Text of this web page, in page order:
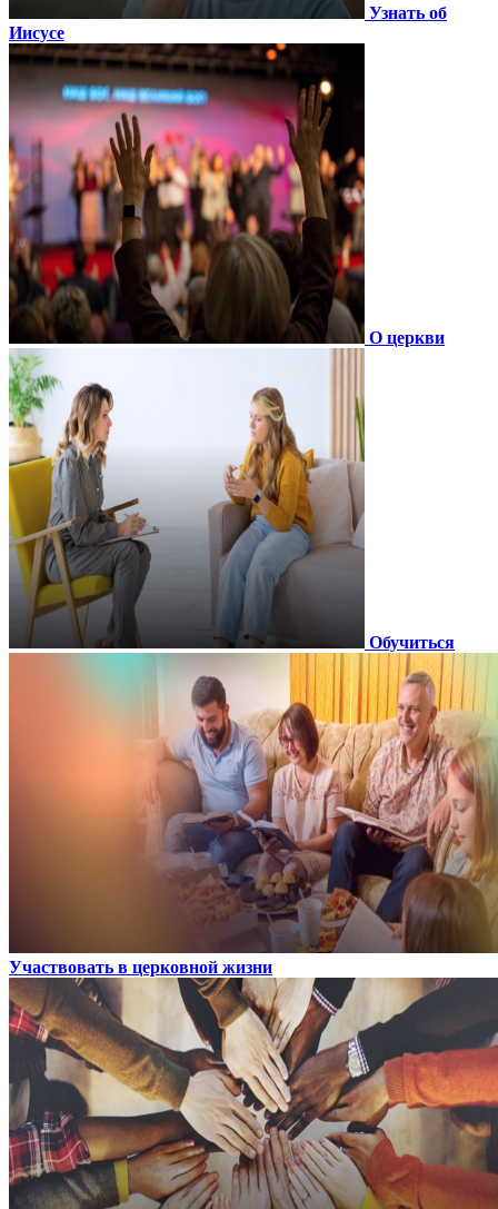
Узнать об
Иисусе
О церкви
Обучиться
Участвовать в церковной жизни